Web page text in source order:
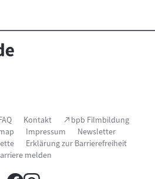
Kontakt (Link
öffnet
im
neuen
bpb Filmbildung
Impressum
Newsletter
Erklärung zur Barrierefreiheit
melden